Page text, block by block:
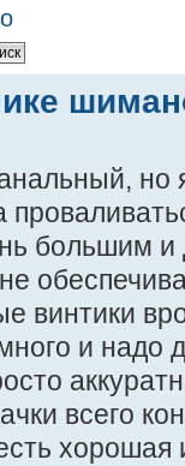
но
большим и
винтики
и надо
всего
хорошая